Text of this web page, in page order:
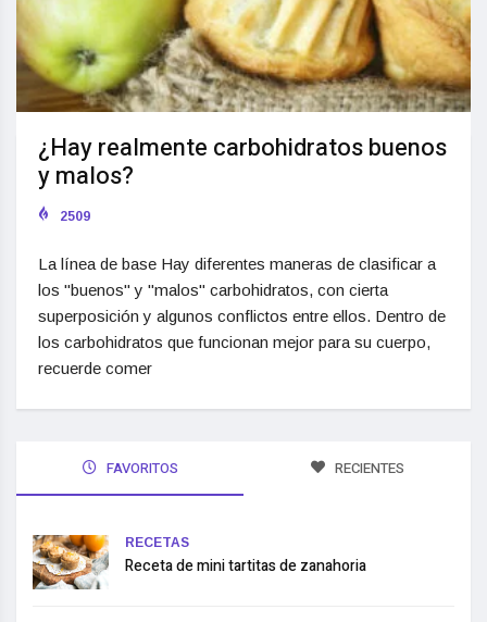
¿Hay realmente carbohidratos buenos
y malos?
2509
La línea de base Hay diferentes maneras de clasificar a
los "buenos" y "malos" carbohidratos, con cierta
superposición y algunos conflictos entre ellos. Dentro de
los carbohidratos que funcionan mejor para su cuerpo,
recuerde comer
FAVORITOS RECIENTES
RECETAS
Receta de mini tartitas de zanahoria